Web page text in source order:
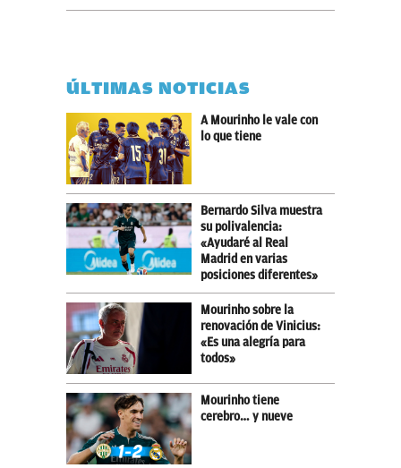
ÚLTIMAS NOTICIAS
A Mourinho le vale con
lo que tiene
Bernardo Silva muestra
su polivalencia:
«Ayudaré al Real
Madrid en varias
posiciones diferentes»
Mourinho sobre la
renovación de Vinicius:
«Es una alegría para
todos»
Mourinho tiene
cerebro… y nueve